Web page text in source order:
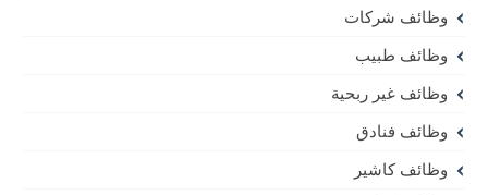
وظائف شركات
وظائف طبيب
وظائف غير ربحية
وظائف فنادق
وظائف كاشير